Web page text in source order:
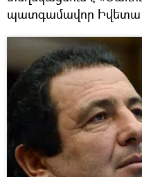
պատգամավոր Իվետա